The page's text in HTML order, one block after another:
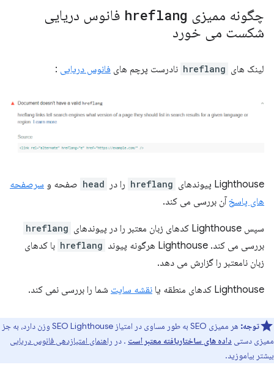
چگونه ممیزی hreflang فانوس دریایی
شکست می خورد
لینک های hreflang نادرست پرچم های فانوس دریایی :
Lighthouse پیوندهای hreflang را در head صفحه و سرصفحه
های پاسخآن بررسی می کند.
سپس Lighthouse کدهای زبان معتبر را در پیوندهای hreflang
بررسی می کند. Lighthouse هرگونه پیوند hreflang با کدهای
زبان نامعتبر را گزارش می دهد.
Lighthouse کدهای منطقه یا نقشه سایت شما را بررسی نمی کند.
توجه:
هر ممیزی SEO به طور مساوی در امتیاز SEO Lighthouse وزن دارد، به جز
ممیزی دستی داده های ساختاریافته معتبر است . در راهنمای امتیازدهی فانوس دریایی
بیشتر بیاموزید.